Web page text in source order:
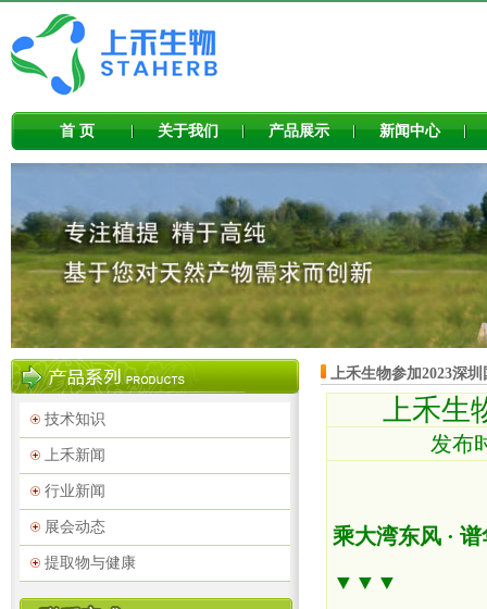
首 页 关于我们 产品展示 新闻中心
技术知识
上禾新闻
行业新闻
展会动态
提取物与健康
上禾生物参加2023深
上禾生
发布
乘大湾东风 ·
▼▼▼